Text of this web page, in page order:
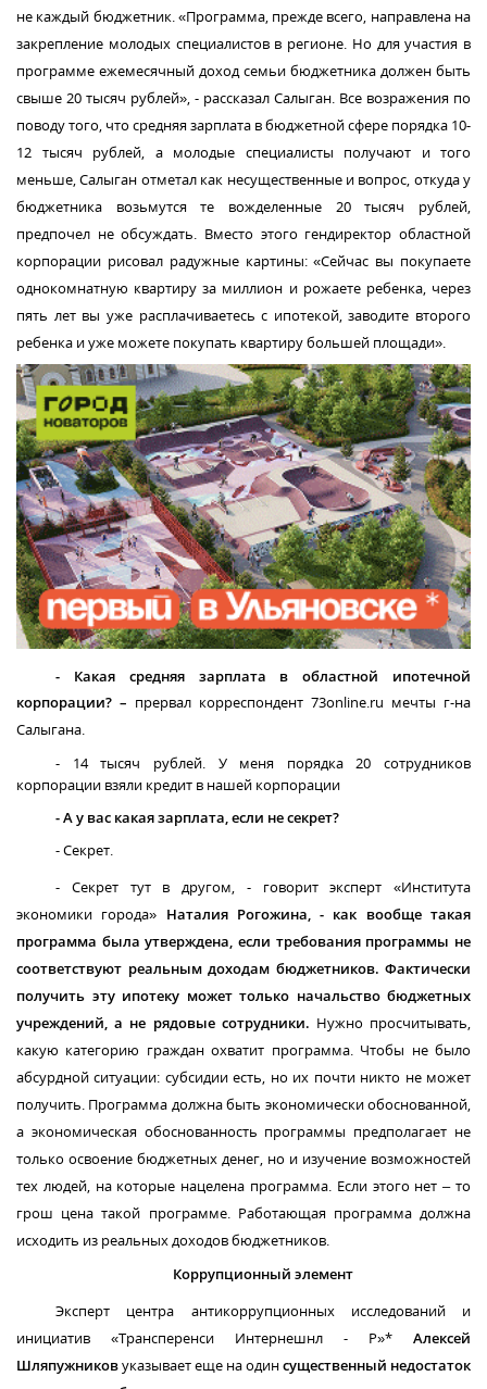
не каждый бюджетник. «Программа, прежде всего, направлена на
закрепление молодых специалистов в регионе. Но для участия в
программе ежемесячный доход семьи бюджетника должен быть
свыше 20 тысяч рублей», - рассказал Салыган. Все возражения по
поводу того, что средняя зарплата в бюджетной сфере порядка 10-
12 тысяч рублей, а молодые специалисты получают и того
меньше, Салыган отметал как несущественные и вопрос, откуда у
бюджетника возьмутся те вожделенные 20 тысяч рублей,
предпочел не обсуждать. Вместо этого гендиректор областной
корпорации рисовал радужные картины: «Сейчас вы покупаете
однокомнатную квартиру за миллион и рожаете ребенка, через
пять лет вы уже расплачиваетесь с ипотекой, заводите второго
ребенка и уже можете покупать квартиру большей площади».
- Какая средняя зарплата в областной ипотечной
корпорации? – прервал корреспондент 73online ru мечты г-на
Салыгана.
- 14 тысяч рублей. У меня порядка 20 сотрудников
корпорации взяли кредит в нашей корпорации
- А у вас какая зарплата, если не секрет?
- Секрет.
- Секрет тут в другом, - говорит эксперт «Института
экономики города» Наталия Рогожина, - как вообще такая
программа была утверждена, если требования программы не
соответствуют реальным доходам бюджетников. Фактически
получить эту ипотеку может только начальство бюджетных
учреждений, а не рядовые сотрудники. Нужно просчитывать,
какую категорию граждан охватит программа. Чтобы не было
абсурдной ситуации: субсидии есть, но их почти никто не может
получить. Программа должна быть экономически обоснованной,
а экономическая обоснованность программы предполагает не
только освоение бюджетных денег, но и изучение возможностей
тех людей, на которые нацелена программа. Если этого нет – то
грош цена такой программе. Работающая программа должна
исходить из реальных доходов бюджетников.
Коррупционный элемент
Эксперт центра антикоррупционных исследований и
инициатив «Трансперенси Интернешнл - Р»* Алексей
Шляпужниковуказывает еще на одинсущественный недостаток